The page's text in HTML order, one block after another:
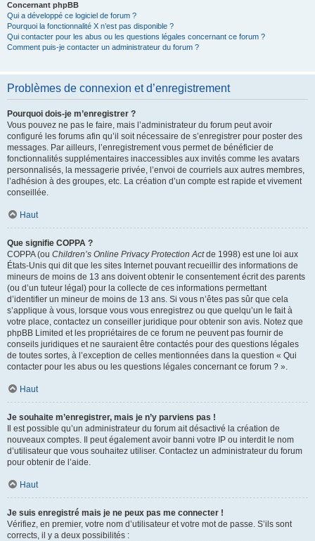
Concernant phpBB
Qui a développé ce logiciel de forum ?
Pourquoi la fonctionnalité X n’est pas disponible ?
Qui contacter pour les abus ou les questions légales concernant ce forum ?
Comment puis-je contacter un administrateur du forum ?
Problèmes de connexion et d’enregistrement
Pourquoi dois-je m’enregistrer ?
Vous pouvez ne pas le faire, mais l’administrateur du forum peut avoir
configuré les forums afin qu’il soit nécessaire de s’enregistrer pour poster des
messages. Par ailleurs, l’enregistrement vous permet de bénéficier de
fonctionnalités supplémentaires inaccessibles aux invités comme les avatars
personnalisés, la messagerie privée, l’envoi de courriels aux autres membres,
l’adhésion à des groupes, etc. La création d’un compte est rapide et vivement
conseillée.
Haut
Que signifie COPPA ?
COPPA (ou Children’s Online Privacy Protection Actde 1998) est une loi aux
États-Unis qui dit que les sites Internet pouvant recueillir des informations de
mineurs de moins de 13 ans doivent obtenir le consentement écrit des parents
(ou d’un tuteur légal) pour la collecte de ces informations permettant
d’identifier un mineur de moins de 13 ans. Si vous n’êtes pas sûr que cela
s’applique à vous, lorsque vous vous enregistrez ou que quelqu’un le fait à
votre place, contactez un conseiller juridique pour obtenir son avis. Notez que
phpBB Limited et les propriétaires de ce forum ne peuvent pas fournir de
conseils juridiques et ne sauraient être contactés pour des questions légales
de toutes sortes, à l’exception de celles mentionnées dans la question « Qui
contacter pour les abus ou les questions légales concernant ce forum ? ».
Haut
Je souhaite m’enregistrer, mais je n’y parviens pas !
Il est possible qu’un administrateur du forum ait désactivé la création de
nouveaux comptes. Il peut également avoir banni votre IP ou interdit le nom
d’utilisateur que vous souhaitez utiliser. Contactez un administrateur du forum
pour obtenir de l’aide.
Haut
Je suis enregistré mais je ne peux pas me connecter !
Vérifiez, en premier, votre nom d’utilisateur et votre mot de passe. S’ils sont
corrects, il y a deux possibilités :